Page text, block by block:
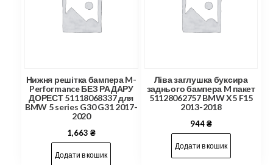
Нижня решітка бампера M-
Performance БЕЗ РАДАРУ
ДОРЕСТ 51118068337 для
BMW 5 series G30 G31 2017-
2020
1,663 ₴
Додати в кошик
Ліва заглушка буксира
заднього бампера M пакет
51128062757 BMW X5 F15
2013-2018
944₴
Додати в кошик